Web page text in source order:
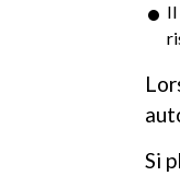
Il
Si